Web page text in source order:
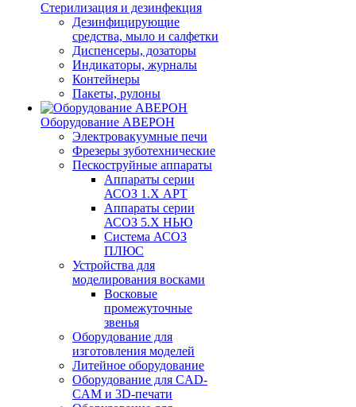
Стерилизация и дезинфекция
Дезинфицирующие
средства, мыло и салфетки
Диспенсеры, дозаторы
Индикаторы, журналы
Контейнеры
Пакеты, рулоны
Оборудование АВЕРОН
Электровакуумные печи
Фрезеры зуботехнические
Пескоструйные аппараты
Аппараты серии
АСОЗ 1.Х АРТ
Аппараты серии
АСОЗ 5.Х НЬЮ
Система АСОЗ
ПЛЮС
Устройства для
моделирования восками
Восковые
промежуточные
звенья
Оборудование для
изготовления моделей
Литейное оборудование
Оборудование для CAD-
CAM и 3D-печати